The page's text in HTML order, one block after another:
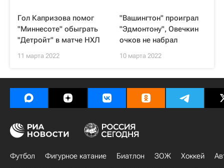
Гол Капризова помог
"Миннесоте" обыграть
"Детройт" в матче НХЛ
11 марта 2022
"Вашингтон" проиграл
"Эдмонтону", Овечкин
очков не набрал
10 марта 2022
Футбол Фигурное катание Биатлон ЗОЖ Хоккей